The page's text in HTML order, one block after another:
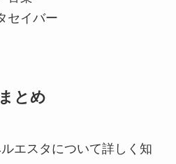
セイバー
とめ
エスタについて詳しく知